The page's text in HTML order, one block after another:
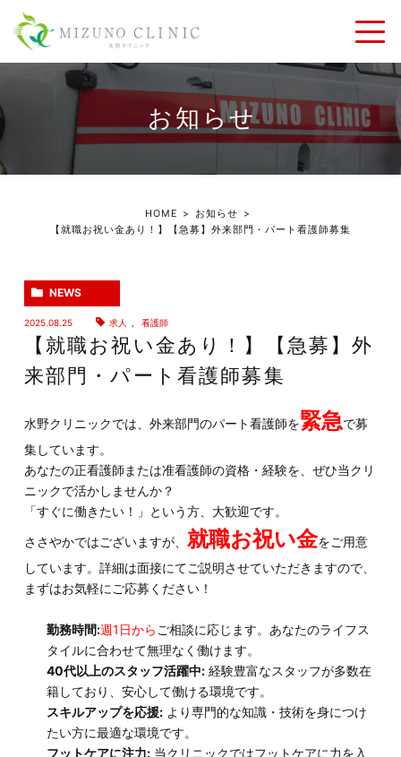
お知らせ
HOME
お知らせ
【就職お祝い金あり！】【急募】外来部門・パート看護師募集
NEWS
2025.08.25 求人 看護師
【就職お祝い金あり！】【急募】外
来部門・パート看護師募集
水野クリニックでは、外来部門のパート看護師を緊急で募
集しています。
あなたの正看護師または准看護師の資格・経験を、ぜひ当クリ
ニックで活かしませんか？
「すぐに働きたい！」という方、大歓迎です。
ささやかではございますが、 就職お祝い金をご用意
しています。詳細は面接にてご説明させていただきますので、
まずはお気軽にご応募ください！
勤務時間:週1日から ご相談に応じます。あなたのライフス
タイルに合わせて無理なく働けます。
40代以上のスタッフ活躍中:経験豊富なスタッフが多数在
籍しており、安心して働ける環境です。
スキルアップを応援:より専門的な知識・技術を身につけ
たい方に最適な環境です。
フットケアに注力:当クリニックではフットケアに力を入